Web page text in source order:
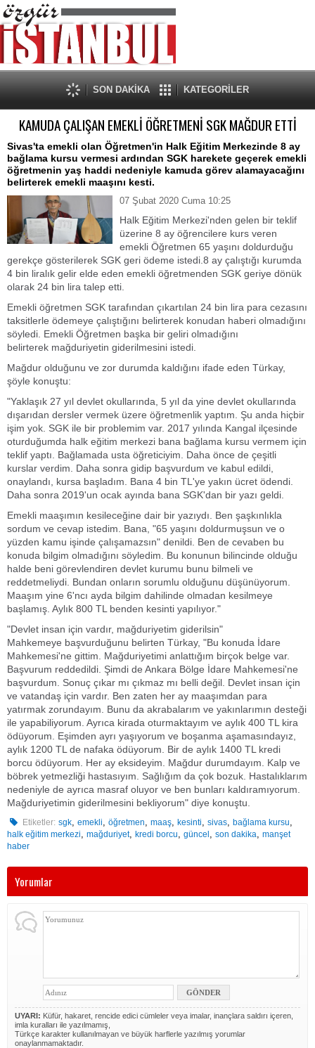
SON DAKİKA KATEGORİLER
KAMUDA ÇALIŞAN EMEKLİ ÖĞRETMENİ SGK MAĞDUR ETTİ
Sivas'ta emekli olan Öğretmen'in Halk Eğitim Merkezinde 8 ay
bağlama kursu vermesi ardından SGK harekete geçerek emekli
öğretmenin yaş haddi nedeniyle kamuda görev alamayacağını
belirterek emekli maaşını kesti.
07 Şubat 2020 Cuma 10:25
Halk Eğitim Merkezi'nden gelen bir teklif
üzerine 8 ay öğrencilere kurs veren
emekli Öğretmen 65 yaşını doldurduğu
gerekçe gösterilerek SGK geri ödeme istedi.8 ay çalıştığı kurumda
4 bin liralık gelir elde eden emekli öğretmenden SGK geriye dönük
olarak 24 bin lira talep etti.
Emekli öğretmen SGK tarafından çıkartılan 24 bin lira para cezasını
taksitlerle ödemeye çalıştığını belirterek konudan haberi olmadığını
söyledi. Emekli Öğretmen başka bir geliri olmadığını
belirterek mağduriyetin giderilmesini istedi.
Mağdur olduğunu ve zor durumda kaldığını ifade eden Türkay,
şöyle konuştu:
"Yaklaşık 27 yıl devlet okullarında, 5 yıl da yine devlet okullarında
dışarıdan dersler vermek üzere öğretmenlik yaptım. Şu anda hiçbir
işim yok. SGK ile bir problemim var. 2017 yılında Kangal ilçesinde
oturduğumda halk eğitim merkezi bana bağlama kursu vermem için
teklif yaptı. Bağlamada usta öğreticiyim. Daha önce de çeşitli
kurslar verdim. Daha sonra gidip başvurdum ve kabul edildi,
onaylandı, kursa başladım. Bana 4 bin TL'ye yakın ücret ödendi.
Daha sonra 2019'un ocak ayında bana SGK'dan bir yazı geldi.
Emekli maaşımın kesileceğine dair bir yazıydı. Ben şaşkınlıkla
sordum ve cevap istedim. Bana, "65 yaşını doldurmuşsun ve o
yüzden kamu işinde çalışamazsın" denildi. Ben de cevaben bu
konuda bilgim olmadığını söyledim. Bu konunun bilincinde olduğu
halde beni görevlendiren devlet kurumu bunu bilmeli ve
reddetmeliydi. Bundan onların sorumlu olduğunu düşünüyorum.
Maaşım yine 6'ncı ayda bilgim dahilinde olmadan kesilmeye
başlamış. Aylık 800 TL benden kesinti yapılıyor."
"Devlet insan için vardır, mağduriyetim giderilsin"
Mahkemeye başvurduğunu belirten Türkay, "Bu konuda İdare
Mahkemesi'ne gittim. Mağduriyetimi anlattığım birçok belge var.
Başvurum reddedildi. Şimdi de Ankara Bölge İdare Mahkemesi'ne
başvurdum. Sonuç çıkar mı çıkmaz mı belli değil. Devlet insan için
ve vatandaş için vardır. Ben zaten her ay maaşımdan para
yatırmak zorundayım. Bunu da akrabalarım ve yakınlarımın desteği
ile yapabiliyorum. Ayrıca kirada oturmaktayım ve aylık 400 TL kira
ödüyorum. Eşimden ayrı yaşıyorum ve boşanma aşamasındayız,
aylık 1200 TL de nafaka ödüyorum. Bir de aylık 1400 TL kredi
borcu ödüyorum. Her ay eksideyim. Mağdur durumdayım. Kalp ve
böbrek yetmezliği hastasıyım. Sağlığım da çok bozuk. Hastalıklarım
nedeniyle de ayrıca masraf oluyor ve ben bunları kaldıramıyorum.
Mağduriyetimin giderilmesini bekliyorum" diye konuştu.
Etiketler: sgk,emekli,öğretmen,maaş,kesinti,sivas,bağlama kursu,
halk eğitim merkezi, mağduriyet, kredi borcu, güncel , son dakika, manşet
haber
Yorumlar
UYARI: Küfür, hakaret, rencide edici cümleler veya imalar, inançlara saldırı içeren,
imla kuralları ile yazılmamış,
Türkçe karakter kullanılmayan ve büyük harflerle yazılmış yorumlar
onaylanmamaktadır.